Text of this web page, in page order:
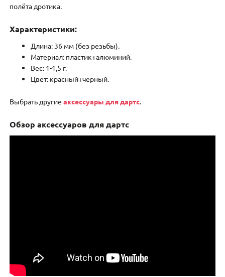
полёта дротика.
Характеристики:
Длина: 36 мм (без резьбы).
Материал: пластик+алюминий.
Вес: 1-1,5 г.
Цвет: красный+черный.
Выбрать другиеаксессуары для дартс.
Обзор аксессуаров для дартс